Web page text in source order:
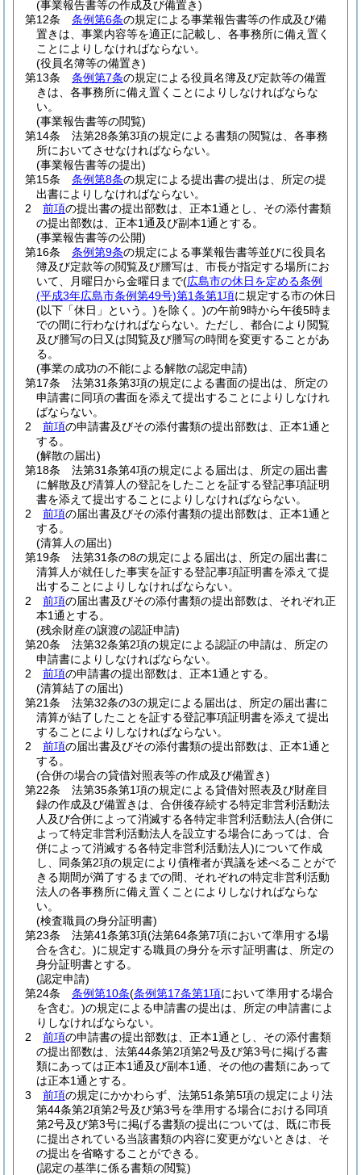
(事業報告書等の作成及び備置き)
第12条
条例第6条の規定による事業報告書等の作成及び備
置きは、事業内容等を適正に記載し、各事務所に備え置く
ことによりしなければならない。
(役員名簿等の備置き)
第13条
条例第7条の規定による役員名簿及び定款等の備置
きは、各事務所に備え置くことによりしなければならな
い。
(事業報告書等の閲覧)
第14条
法第28条第3項の規定による書類の閲覧は、各事務
所においてさせなければならない。
(事業報告書等の提出)
第15条
条例第8条の規定による提出書の提出は、所定の提
出書によりしなければならない。
2
前項の提出書の提出部数は、正本1通とし、その添付書類
の提出部数は、正本1通及び副本1通とする。
(事業報告書等の公開)
第16条
条例第9条の規定による事業報告書等並びに役員名
簿及び定款等の閲覧及び謄写は、市長が指定する場所にお
いて、月曜日から金曜日まで(広島市の休日を定める条例
(平成3年広島市条例第49号)第1条第1項に規定する市の休日
(以下「休日」という。)を除く。)の午前9時から午後5時ま
での間に行わなければならない。 ただし、都合により閲覧
及び謄写の日又は閲覧及び謄写の時間を変更することがあ
る。
(事業の成功の不能による解散の認定申請)
第17条
法第31条第3項の規定による書面の提出は、所定の
申請書に同項の書面を添えて提出することによりしなけれ
ばならない。
2
前項の申請書及びその添付書類の提出部数は、正本1通と
する。
(解散の届出)
第18条
法第31条第4項の規定による届出は、所定の届出書
に解散及び清算人の登記をしたことを証する登記事項証明
書を添えて提出することによりしなければならない。
2
前項の届出書及びその添付書類の提出部数は、正本1通と
する。
(清算人の届出)
第19条
法第31条の8の規定による届出は、所定の届出書に
清算人が就任した事実を証する登記事項証明書を添えて提
出することによりしなければならない。
2
前項の届出書及びその添付書類の提出部数は、それぞれ正
本1通とする。
(残余財産の譲渡の認証申請)
第20条
法第32条第2項の規定による認証の申請は、所定の
申請書によりしなければならない。
2
前項の申請書の提出部数は、正本1通とする。
(清算結了の届出)
第21条
法第32条の3の規定による届出は、所定の届出書に
清算が結了したことを証する登記事項証明書を添えて提出
することによりしなければならない。
2
前項の届出書及びその添付書類の提出部数は、正本1通と
する。
(合併の場合の貸借対照表等の作成及び備置き)
第22条
法第35条第1項の規定による貸借対照表及び財産目
録の作成及び備置きは、合併後存続する特定非営利活動法
人及び合併によって消滅する各特定非営利活動法人(合併に
よって特定非営利活動法人を設立する場合にあっては、合
併によって消滅する各特定非営利活動法人)について作成
し、同条第2項の規定により債権者が異議を述べることがで
きる期間が満了するまでの間、それぞれの特定非営利活動
法人の各事務所に備え置くことによりしなければならな
い。
(検査職員の身分証明書)
第23条
法第41条第3項(法第64条第7項において準用する場
合を含む。)に規定する職員の身分を示す証明書は、所定の
身分証明書とする。
(認定申請)
第24条
条例第10条(条例第17条第1項において準用する場合
を含む。)の規定による申請書の提出は、所定の申請書によ
りしなければならない。
2
前項の申請書の提出部数は、正本1通とし、その添付書類
の提出部数は、法第44条第2項第2号及び第3号に掲げる書
類にあっては正本1通及び副本1通、その他の書類にあって
は正本1通とする。
3
前項の規定にかかわらず、法第51条第5項の規定により法
第44条第2項第2号及び第3号を準用する場合における同項
第2号及び第3号に掲げる書類の提出については、既に市長
に提出されている当該書類の内容に変更がないときは、そ
の提出を省略することができる。
(認定の基準に係る書類の閲覧)